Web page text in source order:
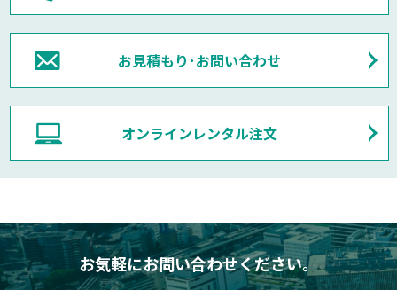
お見積もり･お問い合わせ
オンラインレンタル注文
お気軽にお問い合わせください。